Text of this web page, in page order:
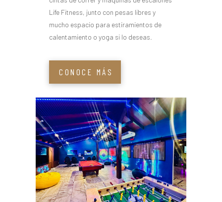
Life Fitness, junto con pesas libres y
mucho espacio para estiramientos de
calentamiento o yoga si lo deseas.
CONOCE MÁS